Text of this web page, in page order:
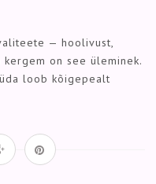
— hoolivust,
kergem on see üleminek.
loob kõigepealt